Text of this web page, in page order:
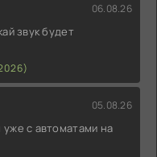
06.08.26
звук будет
05.08.26
с автоматами на